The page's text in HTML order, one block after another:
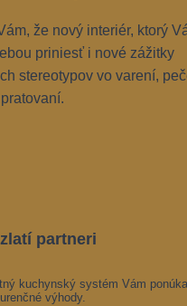
že nový interiér, ktorý
priniesť i nové zážitky
stereotypov vo varení,
partneri
kuchynský systém Vám ponúka
výhody.